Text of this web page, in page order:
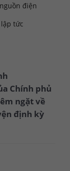
điện
tức
Chính phủ
ngặt về
định kỳ